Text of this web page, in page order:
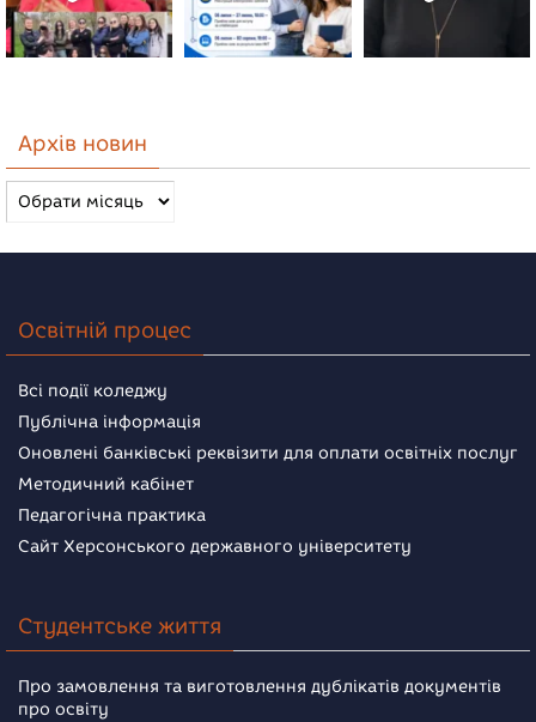
Архів новин
Архів
новин
Освітній процес
Всі події коледжу
Публічна інформація
Оновлені банківські реквізити для оплати освітніх послуг
Методичний кабінет
Педагогічна практика
Сайт Херсонського державного університету
Студентське життя
Про замовлення та виготовлення дублікатів документів
про освіту